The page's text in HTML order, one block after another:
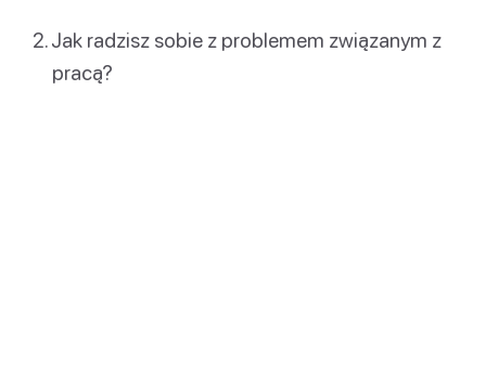
Jak radzisz sobie z problemem związanym z
pracą?